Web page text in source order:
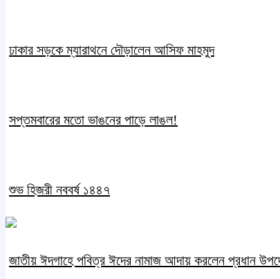
ঢাকার সড়কে ম্যারাথনে দৌড়ালেন আসিফ মাহমুদ
সপ্তমবারের মতো ভাঙনের পাড়ে লাঙল!
শুভ হিজরী নববর্ষ ১৪৪৭
জাতীয় ঈদগাহে পবিত্র ঈদের নামাজ আদায় করলেন প্রধান